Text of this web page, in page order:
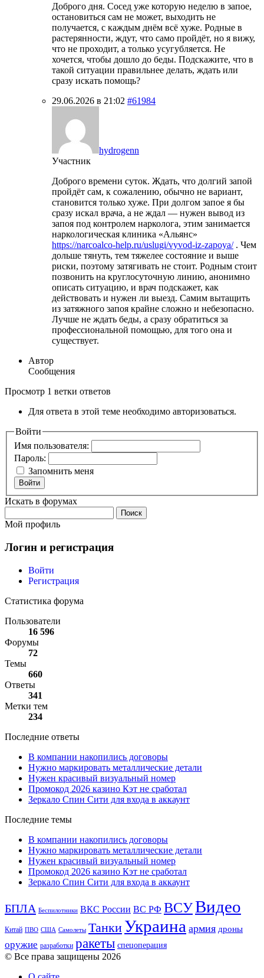
Доброго дня. Сосед уже которую неделю в запое,
остановиться сам не может, выходить не
получается, с каждым днём всё хуже. Родные в
растерянности, ждут, что само пройдёт, но я вижу,
что не проходит, а только усугубляется. Не
хочется, чтобы дошло до беды. Подскажите, что в
такой ситуации правильнее делать, ждать или
сразу искать помощь?
29.06.2026 в 21:02 #61984
hydrogenn
Участник
Доброго времени суток. Ждать, что долгий запой
пройдёт сам, к сожалению, обычно не вариант,
становится только хуже. При долгом запое я бы
сразу искал врача, а не ждал — нужен вывод из
запоя под контролем нарколога, этим занимается
наркологическая клиника «Альянс»
https://narcoalco-help.ru/uslugi/vyvod-iz-zapoya/. Чем
дольше тянуть, тем тяжелее состояние и выше
риски, поэтому затягивать не стоит. Родным стоит
позвонить на круглосуточную линию, анонимно
описать ситуацию, и врач подскажет, как
действовать и нужен ли выезд. Самим вытащить
из затяжного запоя крайне сложно и небезопасно.
Лучше не ждать беды, а сразу обратиться за
профессиональной помощью, для того она и
существует.
Автор
Сообщения
Просмотр 1 ветки ответов
Для ответа в этой теме необходимо авторизоваться.
Войти
Имя пользователя:
Пароль:
Запомнить меня
Войти
Искать в форумах
Мой профиль
Логин и регистрация
Войти
Регистрация
Статистика форума
Пользователи
16 596
Форумы
72
Темы
660
Ответы
341
Метки тем
234
Последние ответы
В компании накопились договоры
Нужно маркировать металлические детали
Нужен красивый визуальный номер
Промокод 2026 казино Кэт не сработал
Зеркало Спин Сити для входа в аккаунт
Последние темы
В компании накопились договоры
Нужно маркировать металлические детали
Нужен красивый визуальный номер
Промокод 2026 казино Кэт не сработал
Зеркало Спин Сити для входа в аккаунт
БПЛА Беспилотники ВКС России ВС РФ ВСУВидео
Китай ПВО США Самолеты Танки Украина армия дроны
оружие разработки ракеты спецоперация
© Все права защищены 2026